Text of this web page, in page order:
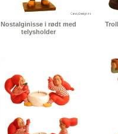
Nostalginisse i rødt med
telysholder